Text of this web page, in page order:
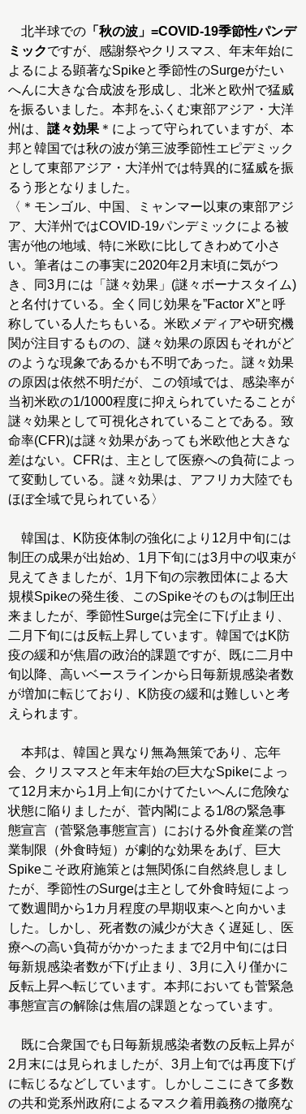
北半球での 「秋の波」=COVID-19季節性パンデ
ミックですが、感謝祭やクリスマス、年末年始に
よるによる顕著なSpikeと季節性のSurgeがたい
へんに大きな合成波を形成し、北米と欧州で猛威
を振るいました。本邦をふくむ東部アジア・大洋
州は、 謎々効果 ＊によって守られていますが、本
邦と韓国では秋の波が第三波季節性エピデミック
として東部アジア・大洋州では特異的に猛威を振
るう形となりました。
〈＊モンゴル、中国、ミャンマー以東の東部アジ
ア、大洋州ではCOVID-19パンデミックによる被
害が他の地域、特に米欧に比してきわめて小さ
い。筆者はこの事実に2020年2月末頃に気がつ
き、同3月には「謎々効果」(謎々ボーナスタイム)
と名付けている。全く同じ効果を”Factor X”と呼
称している人たちもいる。米欧メディアや研究機
関が注目するものの、謎々効果の原因もそれがど
のような現象であるかも不明であった。謎々効果
の原因は依然不明だが、この領域では、感染率が
当初米欧の1/1000程度に抑えられていたることが
謎々効果として可視化されていることである。致
命率(CFR)は謎々効果があっても米欧他と大きな
差はない。CFRは、主として医療への負荷によっ
て変動している。謎々効果は、アフリカ大陸でも
ほぼ全域で見られている〉
韓国は、K防疫体制の強化により12月中旬には
制圧の成果が出始め、1月下旬には3月中の収束が
見えてきましたが、1月下旬の宗教団体による大
規模Spikeの発生後、このSpikeそのものは制圧出
来ましたが、季節性Surgeは完全に下げ止まり、
二月下旬には反転上昇しています。韓国ではK防
疫の緩和が焦眉の政治的課題ですが、既に二月中
旬以降、高いベースラインから日毎新規感染者数
が増加に転じており、K防疫の緩和は難しいと考
えられます。
本邦は、韓国と異なり無為無策であり、忘年
会、クリスマスと年末年始の巨大なSpikeによっ
て12月末から1月上旬にかけてたいへんに危険な
状態に陥りましたが、菅内閣による1/8の緊急事
態宣言（菅緊急事態宣言）における外食産業の営
業制限（外食時短）が劇的な効果をあげ、巨大
Spikeこそ政府施策とは無関係に自然終息しまし
たが、季節性のSurgeは主として外食時短によっ
て数週間から1カ月程度の早期収束へと向かいま
した。しかし、死者数の減少が大きく遅延し、医
療への高い負荷がかかったままで2月中旬には日
毎新規感染者数が下げ止まり、3月に入り僅かに
反転上昇へ転じています。本邦においても菅緊急
事態宣言の解除は焦眉の課題となっています。
既に合衆国でも日毎新規感染者数の反転上昇が
2月末には見られましたが、3月上旬では再度下げ
に転じるなどしています。しかしここにきて多数
の共和党系州政府によるマスク着用義務の撤廃な